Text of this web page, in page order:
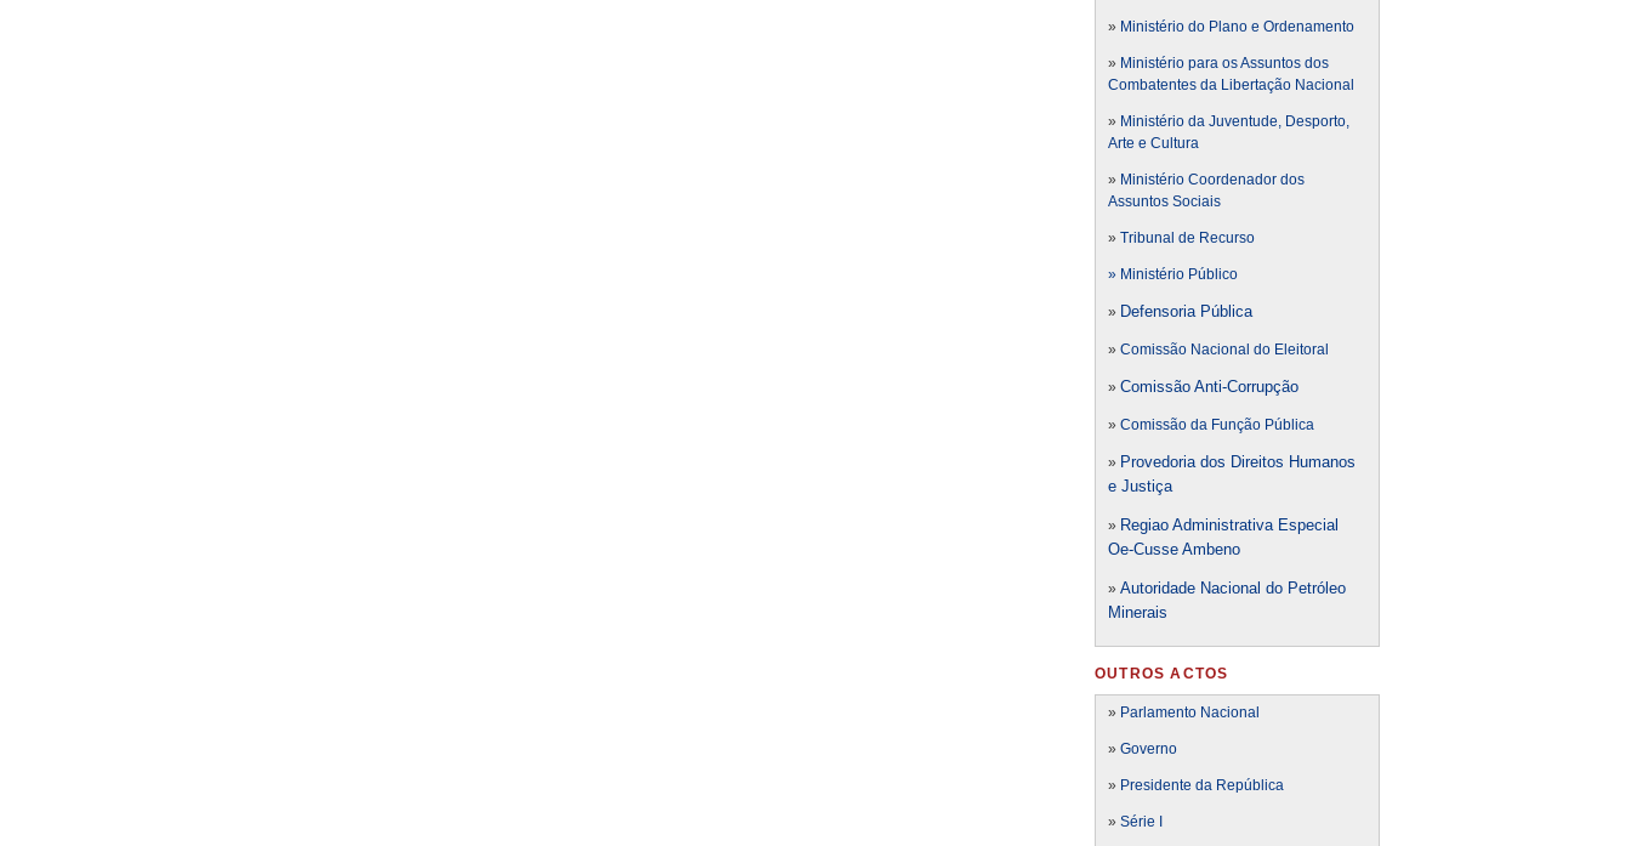
» Ministério do Plano e Ordenamento
» Ministério para os Assuntos dos
Combatentes da Libertação Nacional
» Ministério da Juventude, Desporto,
Arte e Cultura
» Ministério Coordenador dos
Assuntos Sociais
» Tribunal de Recurso
» Ministério Público
» Defensoria Pública
» Comissão Nacional do Eleitoral
» Comissão Anti-Corrupção
» Comissão da Função Pública
» Provedoria dos Direitos Humanos
e Justiça
» Regiao Administrativa Especial
Oe-Cusse Ambeno
» Autoridade Nacional do Petróleo
Minerais
OUTROS ACTOS
» Parlamento Nacional
» Governo
» Presidente da República
» Série I